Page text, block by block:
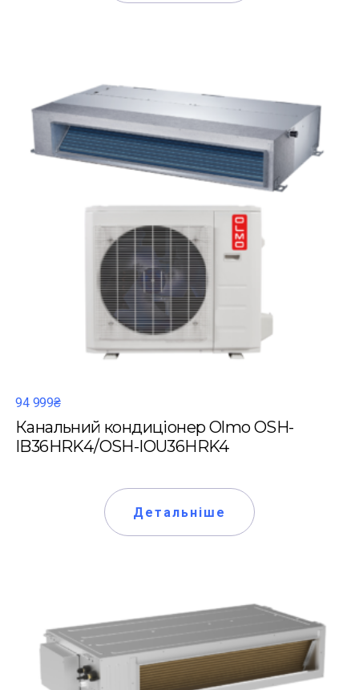
94 999₴
Канальний кондиціонер Olmo OSH-
IB36HRK4/OSH-IOU36HRK4
Детальніше